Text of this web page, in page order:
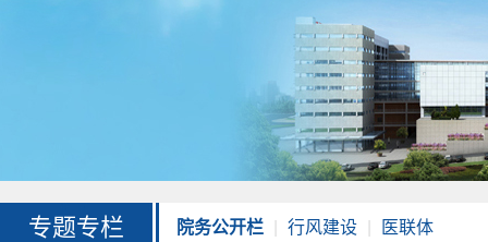
专题专栏 院务公开栏 行风建设 医联体